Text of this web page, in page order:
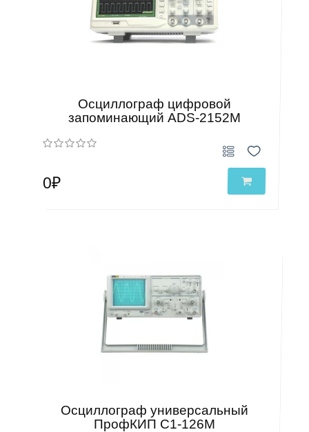
Осциллограф цифровой
запоминающий ADS-2152M
0₽
Осциллограф универсальный
ПрофКИП С1-126М